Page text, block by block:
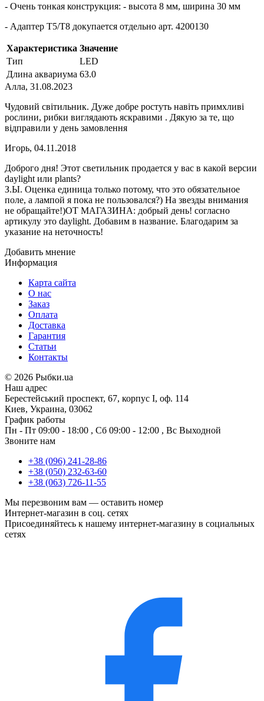
- Очень тонкая конструкция: - высота 8 мм, ширина 30 мм
- Адаптер T5/T8 докупается отдельно арт. 4200130
Характеристика Значение
Тип
LED
Длина аквариума 63.0
Алла, 31.08.2023
Чудовий світильник. Дуже добре ростуть навіть примхливі
рослини, рибки виглядають яскравими . Дякую за те, що
відправили у день замовлення
Игорь, 04.11.2018
Доброго дня! Этот светильник продается у вас в какой версии
daylight или plants?
З.Ы. Оценка единица только потому, что это обязательное
поле, а лампой я пока не пользовался?) На звезды внимания
не обращайте!)ОТ МАГАЗИНА: добрый день! согласно
артикулу это daylight. Добавим в название. Благодарим за
указание на неточность!
Добавить мнение
Информация
Карта сайта
О нас
Заказ
Оплата
Доставка
Гарантия
Статьи
Контакты
© 2026 Рыбки.ua
Наш адрес
Берестейський проспект, 67, корпус I, оф. 114
Киев, Украина, 03062
График работы
Пн - Пт 09:00 - 18:00 , Сб 09:00 - 12:00 , Вс Выходной
Звоните нам
+38 (096) 241-28-86
+38 (050) 232-63-60
+38 (063) 726-11-55
Мы перезвоним вам — оставить номер
Интернет-магазин в соц. сетях
Присоединяйтесь к нашему интернет-магазину в социальных
сетях